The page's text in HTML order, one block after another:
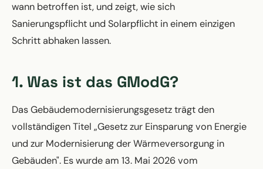
wann betroffen ist, und zeigt, wie sich
Sanierungspflicht und Solarpflicht in einem einzigen
Schritt abhaken lassen.
1. Was ist das GModG?
Das Gebäudemodernisierungsgesetz trägt den
vollständigen Titel „Gesetz zur Einsparung von Energie
und zur Modernisierung der Wärmeversorgung in
Gebäuden". Es wurde am 13. Mai 2026 vom